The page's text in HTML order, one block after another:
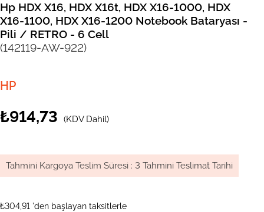
Hp HDX X16, HDX X16t, HDX X16-1000, HDX
X16-1100, HDX X16-1200 Notebook Bataryası -
Pili / RETRO - 6 Cell
(142119-AW-922)
HP
₺914,73 (KDV Dahil)
Tahmini Kargoya Teslim Süresi : 3 Tahmini Teslimat Tarihi
₺304,91 'den başlayan taksitlerle